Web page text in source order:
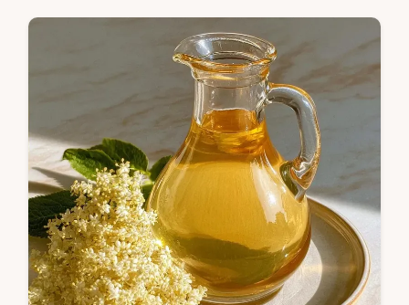
Omas Rezept gelingt immer. Inklusive
Budget-Tabelle. Nur 20 Min aktiv!